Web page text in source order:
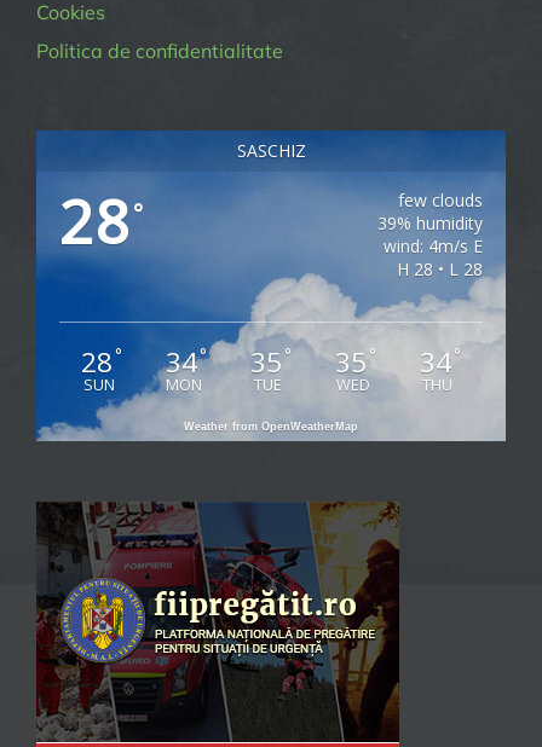
Cookies
Politica de confidentialitate
SASCHIZ
28°
few clouds
39% humidity
wind: 4m/s E
H 28 • L 28
28°
SUN
34°
MON
35°
TUE
35 °
WED
34°
THU
Weather from OpenWeatherMap